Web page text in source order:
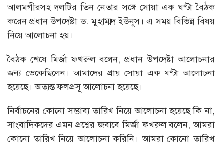
আলমগীরসহ দলটির তিন নেতার সঙ্গে সোয়া এক ঘণ্টা বৈঠক
করেন প্রধান উপদেষ্টা ড. মুহাম্মদ ইউনূস। এ সময় বিভিন্ন বিষয়
নিয়ে আলোচনা হয়।
বৈঠক শেষে মির্জা ফখরুল বলেন, প্রধান উপদেষ্টা আলোচনার
জন্য ডেকেছিলেন। আমাদের প্রায় সোয়া এক ঘণ্টা আলোচনা
হয়েছে। অত্যন্ত ফলপ্রসূ আলোচনা হয়েছে।
নির্বাচনের কোনো সম্ভাব্য তারিখ নিয়ে আলোচনা হয়েছে কি না,
সাংবাদিকদের এমন প্রশ্নের জবাবে মির্জা ফখরুল বলেন, আমরা
কোনো তারিখ নিয়ে আলোচনা করিনি। আমরা কোনো তারিখ